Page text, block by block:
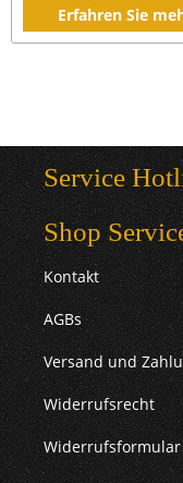
Erfahren Sie
Service
Shop
Kontakt
AGBs
Versand und
Widerrufsrecht
Widerrufsformular